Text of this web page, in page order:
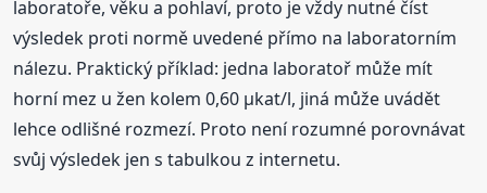
laboratoře, věku a pohlaví, proto je vždy nutné číst
výsledek proti normě uvedené přímo na laboratorním
nálezu. Praktický příklad: jedna laboratoř může mít
horní mez u žen kolem 0,60 µkat/l, jiná může uvádět
lehce odlišné rozmezí. Proto není rozumné porovnávat
svůj výsledek jen s tabulkou z internetu.